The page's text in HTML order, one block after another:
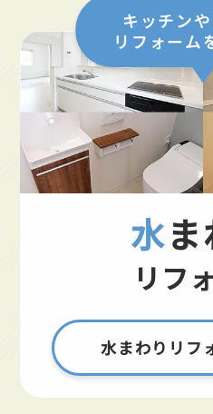
キッチン
リフォーム
水
リフ
水まわりリフ